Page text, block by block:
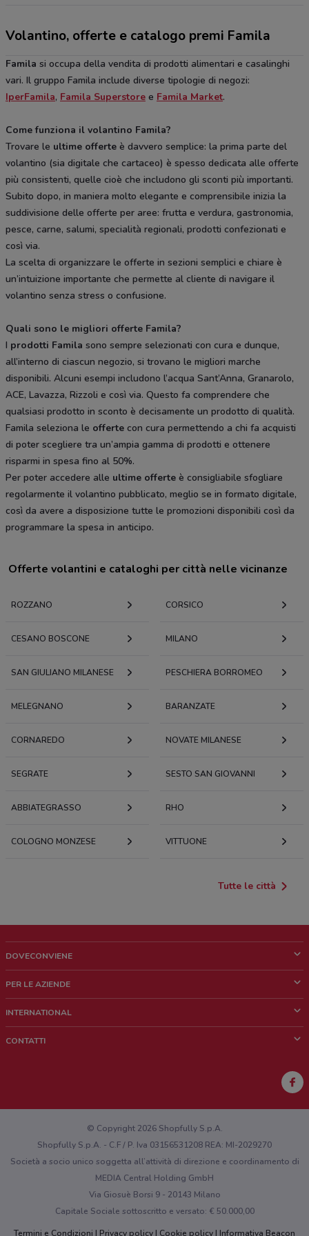
Volantino, offerte e catalogo premi Famila
Famila si occupa della vendita di prodotti alimentari e casalinghi
vari. Il gruppo Famila include diverse tipologie di negozi:
IperFamila, Famila Superstore e Famila Market.
Come funziona il volantino Famila?
Trovare le ultime offerte è davvero semplice: la prima parte del
volantino (sia digitale che cartaceo) è spesso dedicata alle offerte
più consistenti, quelle cioè che includono gli sconti più importanti.
Subito dopo, in maniera molto elegante e comprensibile inizia la
suddivisione delle offerte per aree: frutta e verdura, gastronomia,
pesce, carne, salumi, specialità regionali, prodotti confezionati e
così via.
La scelta di organizzare le offerte in sezioni semplici e chiare è
un’intuizione importante che permette al cliente di navigare il
volantino senza stress o confusione.
Quali sono le migliori offerte Famila?
I prodotti Famila sono sempre selezionati con cura e dunque,
all’interno di ciascun negozio, si trovano le migliori marche
disponibili. Alcuni esempi includono l’acqua Sant’Anna, Granarolo,
ACE, Lavazza, Rizzoli e così via. Questo fa comprendere che
qualsiasi prodotto in sconto è decisamente un prodotto di qualità.
Famila seleziona le offerte con cura permettendo a chi fa acquisti
di poter scegliere tra un’ampia gamma di prodotti e ottenere
risparmi in spesa fino al 50%.
Per poter accedere alle ultime offerte è consigliabile sfogliare
regolarmente il volantino pubblicato, meglio se in formato digitale,
così da avere a disposizione tutte le promozioni disponibili così da
programmare la spesa in anticipo.
Offerte volantini e cataloghi per città nelle vicinanze
ROZZANO CORSICO
CESANO BOSCONE MILANO
SAN GIULIANO MILANESE PESCHIERA BORROMEO
MELEGNANO BARANZATE
CORNAREDO NOVATE MILANESE
SEGRATE SESTO SAN GIOVANNI
ABBIATEGRASSO RHO
COLOGNO MONZESE VITTUONE
Tutte le città
DOVECONVIENE
Chi siamo
Lavora con noi
PER LE AZIENDE
Richieste commerciali e marketing
INTERNATIONAL
CONTATTI
Hai un malfunzionamento sul web o sull'app?
© Copyright 2026 Shopfully S.p.A.
Shopfully S.p.A. - C.F / P. Iva 03156531208 REA: MI-2029270
Società a socio unico soggetta all’attività di direzione e coordinamento di
MEDIA Central Holding GmbH
Via Giosuè Borsi 9 - 20143 Milano
Capitale Sociale sottoscritto e versato: € 50.000,00
Termini e Condizioni
Privacy policy Cookie policy Informativa Beacon